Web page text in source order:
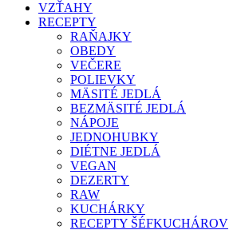
VZŤAHY
RECEPTY
RAŇAJKY
OBEDY
VEČERE
POLIEVKY
MÄSITÉ JEDLÁ
BEZMÄSITÉ JEDLÁ
NÁPOJE
JEDNOHUBKY
DIÉTNE JEDLÁ
VEGAN
DEZERTY
RAW
KUCHÁRKY
RECEPTY ŠÉFKUCHÁROV